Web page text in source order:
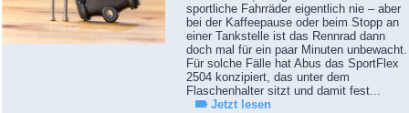
sportliche Fahrräder eigentlich nie – aber
bei der Kaffeepause oder beim Stopp an
einer Tankstelle ist das Rennrad dann
doch mal für ein paar Minuten unbewacht.
Für solche Fälle hat Abus das SportFlex
2504 konzipiert, das unter dem
Flaschenhalter sitzt und damit fest...
Jetzt lesen